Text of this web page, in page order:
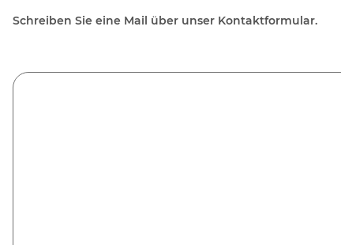
Schreiben Sie eine Mail über unser Kontaktformular.